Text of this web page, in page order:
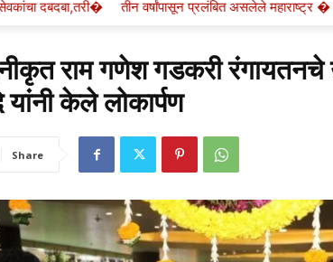
महाराष्ट्र � मुंबई पोर्ट प्राधिकरण सब सेक्शन लीडर विष्णू �
राम गणेश गडकरी
यांनी केले लोकार्पण
Share